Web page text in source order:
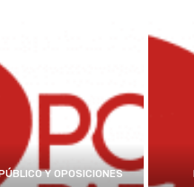
Y OPOSICIONES